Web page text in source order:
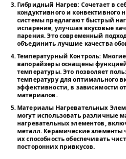
Гибридный Нагрев: Сочетает в
кондуктивного и конвективного
системы предлагают быстрый
испарение, улучшая вкусовые
парения. Это современный
объединить лучшие качества
Температурный Контроль:
вапорайзеры оснащены
температуры. Это позволяет
температуру для оптимального
эффективности, в зависимости
материалов.
Материалы Нагревательных
могут использовать различные
нагревательных элементов,
металл. Керамические элементы
их способность обеспечивать
посторонних привкусов.